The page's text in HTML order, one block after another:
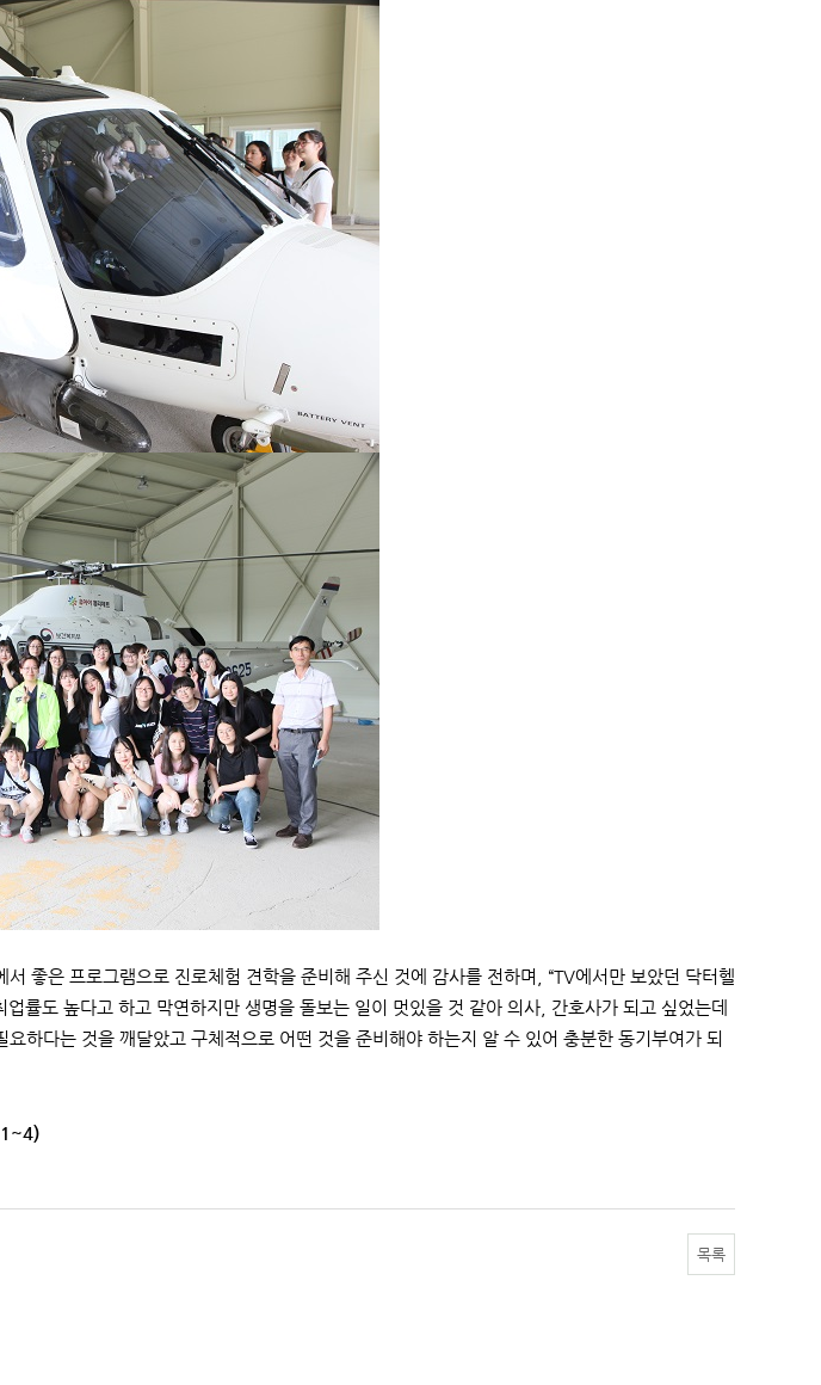
좋은 프로그램으로 진로체험 견학을 준비해 주신 것에 감사를 전하며, “TV에서만 보았던 닥터헬
률도 높다고 하고 막연하지만 생명을 돌보는 일이 멋있을 것 같아 의사, 간호사가 되고 싶었는데
하다는 것을 깨달았고 구체적으로 어떤 것을 준비해야 하는지 알 수 있어 충분한 동기부여가 되
목록